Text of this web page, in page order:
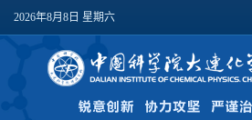
2026年8月8日 星期六